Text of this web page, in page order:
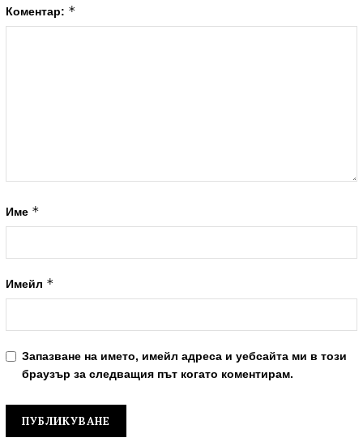
Коментар: *
Име *
Имейл *
Запазване на името, имейл адреса и уебсайта ми в този
браузър за следващия път когато коментирам.